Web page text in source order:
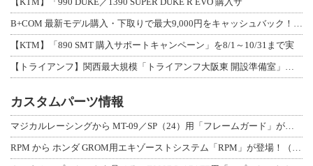
【KTM】「890 SMT 購入サポートキャンペーン」を8/1～10/31まで実
カスタムパーツ情報